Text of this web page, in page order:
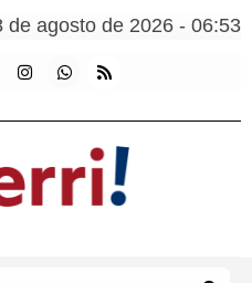
de agosto de 2026 - 06:53